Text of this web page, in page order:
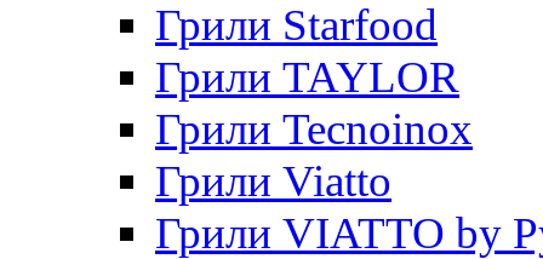
Грили Starfood
Грили TAYLOR
Грили Tecnoinox
Грили Viatto
Грили VIATTO by